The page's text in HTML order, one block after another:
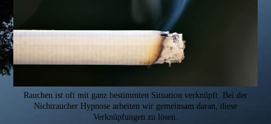
Rauchen ist oft mit ganz bestimmten Situation verknüpft. Bei der
Nichtraucher Hypnose arbeiten wir gemeinsam daran, diese
Verknüpfungen zu lösen.